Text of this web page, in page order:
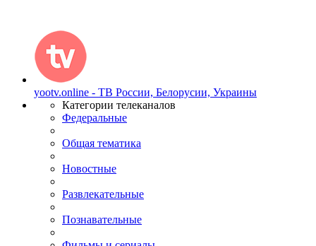
yootv.online - ТВ России, Белорусии, Украины
Категории телеканалов
Федеральные
Общая тематика
Новостные
Развлекательные
Познавательные